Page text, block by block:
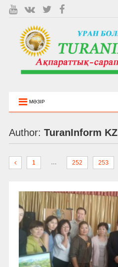
МӘЗІР
Author: TuranInform KZ
1 252 253